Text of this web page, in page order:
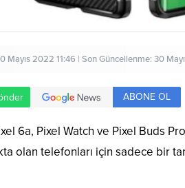
Mayıs 2022 11:46 | Son Güncellenme: 30
ABONE OL
6a, Pixel Watch ve Pixel Buds
olan telefonları için sadece bir